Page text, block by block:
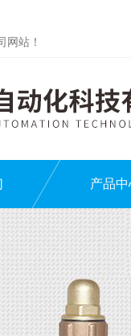
网站！
产品中